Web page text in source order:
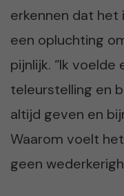
erkennen dat het
een opluchting
pijnlijk. “Ik
teleurstelling en
altijd geven en
Waarom voelt
geen